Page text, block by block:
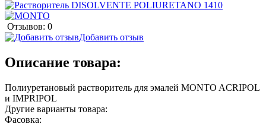
Отзывов: 0
Добавить отзыв
Описание товара:
Полиуретановый растворитель для эмалей MONTO ACRIPOL
и IMPRIPOL
Другие варианты товара:
Фасовка: